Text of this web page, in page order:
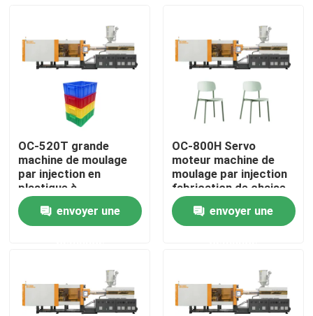
Produits
Au sujet de nous
Contrôle de qualité
OC-520T grande
machine de moulage
par injection en
plastique à
servomoteur pour
caisse en plastique
envoyer une
OC-800H Servo
moteur machine de
moulage par injection
fabrication de chaise
en plastique
envoyer une